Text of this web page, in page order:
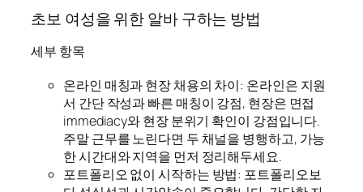
초보 여성을 위한 알바 구하는 방법
세부 항목
온라인 매칭과 현장 채용의 차이: 온라인은 지원
서 간단 작성과 빠른 매칭이 강점, 현장은 면접
immediacy와 현장 분위기 확인이 강점입니다.
주말 근무를 노린다면 두 채널을 병행하고, 가능
한 시간대와 지역을 먼저 정리해두세요.
포트폴리오 없이 시작하는 방법: 포트폴리오보